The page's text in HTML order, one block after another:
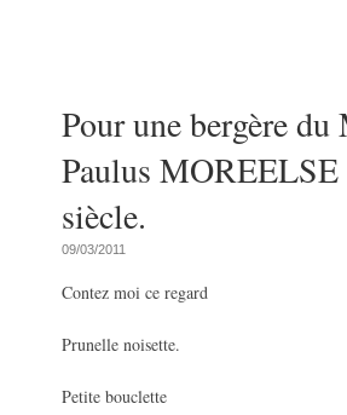
Pour une bergère
Paulus MOREELSE
siècle.
09/03/2011
Contez moi ce regard
Prunelle noisette.
Petite bouclette